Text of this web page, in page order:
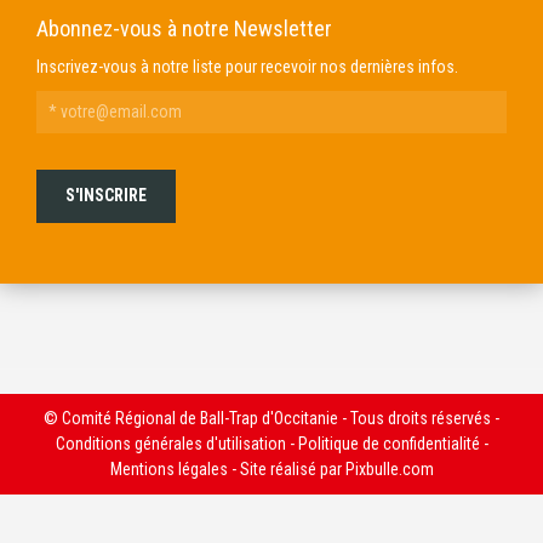
Abonnez-vous à notre Newsletter
Inscrivez-vous à notre liste pour recevoir nos dernières infos.
© Comité Régional de Ball-Trap d'Occitanie - Tous droits réservés -
Conditions générales d'utilisation - Politique de confidentialité -
Mentions légales - Site réalisé par Pixbulle.com